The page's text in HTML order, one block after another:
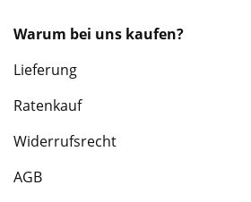
Warum bei uns kaufen?
Lieferung
Ratenkauf
Widerrufsrecht
AGB